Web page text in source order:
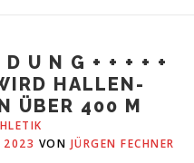
U N G + + + + +
HALLEN-
ÜBER 400 M
2023 VON JÜRGEN FECHNER